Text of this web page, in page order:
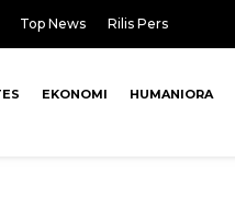
Top News Rilis Pers
EKONOMI HUMANIORA